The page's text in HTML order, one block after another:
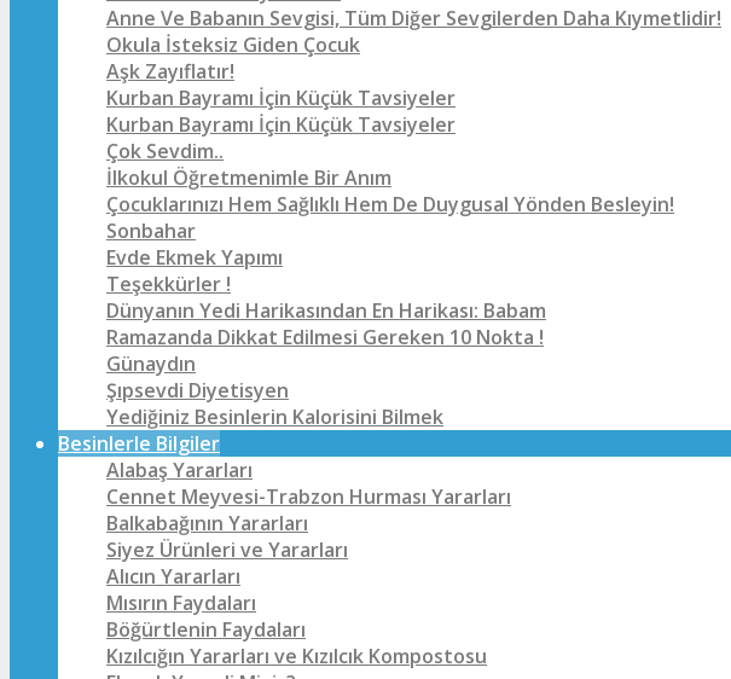
Anne Ve Babanın Sevgisi, Tüm Diğer Sevgilerden Daha Kıymetlidir!
Okula İsteksiz Giden Çocuk
Aşk Zayıflatır!
Kurban Bayramı İçin Küçük Tavsiyeler
Kurban Bayramı İçin Küçük Tavsiyeler
Çok Sevdim..
İlkokul Öğretmenimle Bir Anım
Çocuklarınızı Hem Sağlıklı Hem De Duygusal Yönden Besleyin!
Sonbahar
Evde Ekmek Yapımı
Teşekkürler !
Dünyanın Yedi Harikasından En Harikası: Babam
Ramazanda Dikkat Edilmesi Gereken 10 Nokta !
Günaydın
Şıpsevdi Diyetisyen
Yediğiniz Besinlerin Kalorisini Bilmek
Besinlerle Bilgiler
Alabaş Yararları
Cennet Meyvesi-Trabzon Hurması Yararları
Balkabağının Yararları
Siyez Ürünleri ve Yararları
Alıcın Yararları
Mısırın Faydaları
Böğürtlenin Faydaları
Kızılcığın Yararları ve Kızılcık Kompostosu